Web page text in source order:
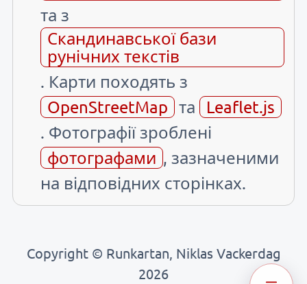
та з
Скандинавської бази
рунічних текстів
. Карти походять з
OpenStreetMap та Leaflet.js
. Фотографії зроблені
фотографами , зазначеними
на відповідних сторінках.
Copyright © Runkartan, Niklas Vackerdag
2026